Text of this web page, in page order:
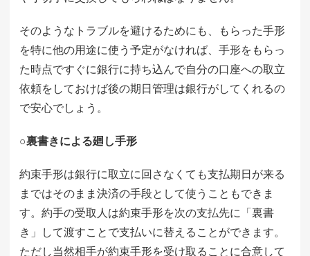
そのようなトラブルを避けるためにも、もらった手形
を特に他の用途に使う予定がなければ、手形をもらっ
た時点ですぐに銀行に持ち込んで自分の口座への取立
依頼をしておけば後の期日管理は銀行がしてくれるの
で安心でしょう。
○裏書きによる廻し手形
約束手形は銀行に取立に回さなくても支払期日が来る
まではそのまま決済の手段として使うこともできま
す。約手の受取人は約束手形を次の支払先に「裏書
き」して渡すことで支払いに替えることができます。
ただし当然相手が約束手形を受け取ることに合意して